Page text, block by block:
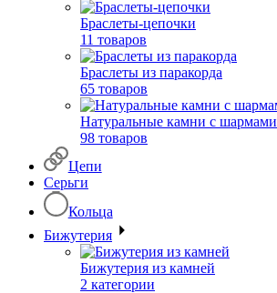
Браслеты-цепочки
11 товаров
Браслеты из паракорда
65 товаров
Натуральные камни с шармами
98 товаров
Цепи
Серьги
Кольца
Бижутерия
Бижутерия из камней
2 категории